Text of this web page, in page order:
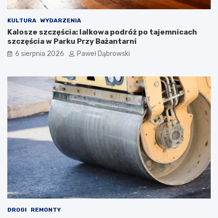
i
e
c
i
m
o
d
e
ż
y
KULTURA WYDARZENIA
Kalosze szczęścia: lalkowa podróż po tajemnicach
szczęścia w Parku Przy Bażantarni
6 sierpnia 2026 Paweł Dąbrowski
DROGI REMONTY